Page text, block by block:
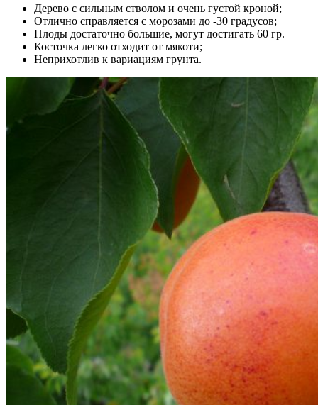
Дерево с сильным стволом и очень густой кроной;
Отлично справляется с морозами до -30 градусов;
Плоды достаточно большие, могут достигать 60 гр.
Косточка легко отходит от мякоти;
Неприхотлив к вариациям грунта.